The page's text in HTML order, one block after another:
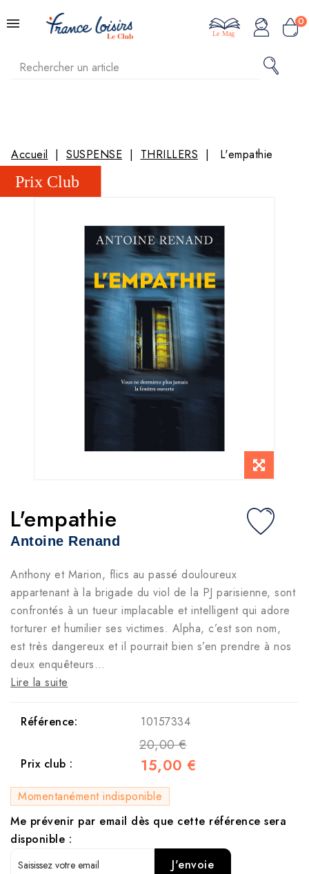
0
Le Mag
Accueil SUSPENSE THRILLERS L'empathie
L'empathie
Antoine Renand
Anthony et Marion, flics au passé douloureux
appartenant à la brigade du viol de la PJ parisienne, sont
confrontés à un tueur implacable et intelligent qui adore
torturer et humilier ses victimes. Alpha, c’est son nom,
est très dangereux et il pourrait bien s’en prendre à nos
deux enquêteurs…
Lire la suite
Référence: 10157334
20,00 €
Prix club : 15,00 €
Momentanément indisponible
Me prévenir par email dès que cette référence sera
disponible :
J'envoie